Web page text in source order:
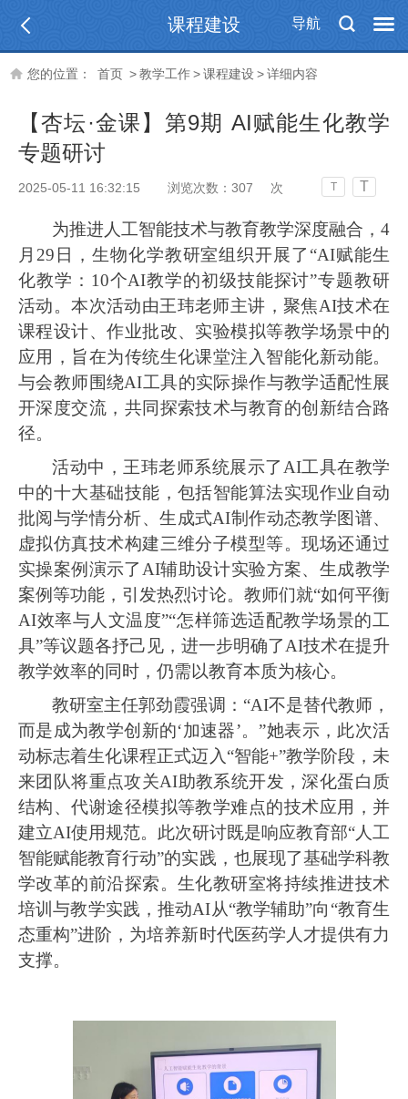
导航
课程建设
您的位置： 首页 >教学工作>课程建设>详细内容
【杏坛·金课】第9期 AI赋能生化教学
专题研讨
2025-05-11 16:32:15 浏览次数： 307 次 T T
为推进人工智能技术与教育教学深度融合， 4
月29日，生物化学教研室组织开展了“AI赋能生
化教学：10个AI教学的初级技能探讨”专题教研
活动。本次活动由王玮老师主讲，聚焦AI技术在
课程设计、作业批改、实验模拟等教学场景中的
应用，旨在为传统生化课堂注入智能化新动能。
与会教师围绕AI工具的实际操作与教学适配性展
开深度交流，共同探索技术与教育的创新结合路
径。
活动中，王玮老师系统展示了 AI工具在教学
中的十大基础技能，包括智能算法实现作业自动
批阅与学情分析、生成式AI制作动态教学图谱、
虚拟仿真技术构建三维分子模型等。现场还通过
实操案例演示了AI辅助设计实验方案、生成教学
案例等功能，引发热烈讨论。教师们就“如何平衡
AI效率与人文温度”“怎样筛选适配教学场景的工
具”等议题各抒己见，进一步明确了AI技术在提升
教学效率的同时，仍需以教育本质为核心。
教研室主任郭劲霞强调： “AI不是替代教师，
而是成为教学创新的‘加速器’。”她表示，此次活
动标志着生化课程正式迈入“智能+”教学阶段，未
来团队将重点攻关AI助教系统开发，深化蛋白质
结构、代谢途径模拟等教学难点的技术应用，并
建立AI使用规范。此次研讨既是响应教育部“人工
智能赋能教育行动”的实践，也展现了基础学科教
学改革的前沿探索。生化教研室将持续推进技术
培训与教学实践，推动AI从“教学辅助”向“教育生
态重构”进阶，为培养新时代医药学人才提供有力
支撑。